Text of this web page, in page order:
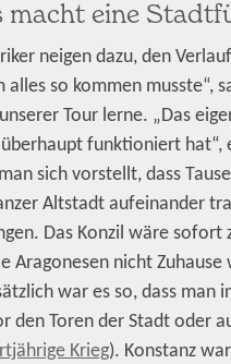
macht eine
neigen dazu, den
alles so kommen musste“,
Tour lerne. „Das
funktioniert hat“,
sich vorstellt, dass
Altstadt aufeinander
Das Konzil wäre sofort
Aragonesen nicht
war es so, dass man
den Toren der Stadt oder
Krieg). Konstanz